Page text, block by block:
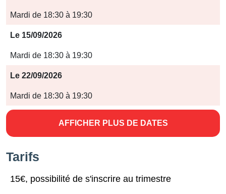
Jours
Horaires
Mardi de 18:30 à 19:30
Le 15/09/2026
Mardi de 18:30 à 19:30
Le 22/09/2026
Mardi de 18:30 à 19:30
AFFICHER PLUS DE DATES
Tarifs
15€, possibilité de s'inscrire au trimestre